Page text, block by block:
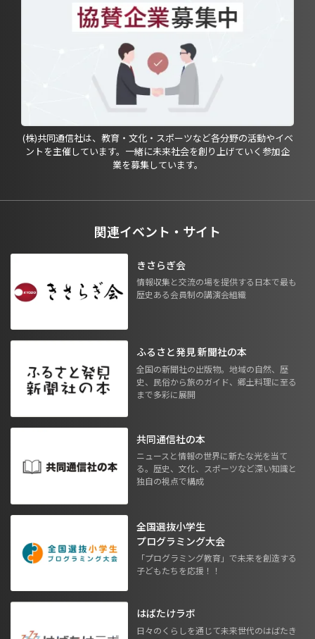
(株)共同通信社は、教育・文化・スポーツなど各分野の活動やイベ
ントを主催しています。一緒に未来社会を創り上げていく参加企
業を募集しています。
関連イベント・サイト
きさらぎ会
情報収集と交流の場を提供する日本で最も
歴史ある会員制の講演会組織
ふるさと発見 新聞社の本
全国の新聞社の出版物。地域の自然、歴
史、民俗から旅のガイド、郷土料理に至る
まで多彩に展開
共同通信社の本
ニュースと情報の世界に新たな光を当て
る。歴史、文化、スポーツなど深い知識と
独自の視点で構成
全国選抜小学生
プログラミング大会
「プログラミング教育」で未来を創造する
子どもたちを応援！！
はばたけラボ
日々のくらしを通じて未来世代のはばたき